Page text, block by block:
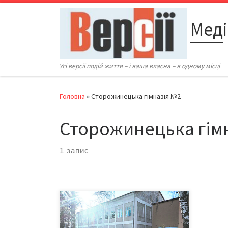
Перейти до вмісту
Усі версії подій життя – і ваша власна – в одному місці
Головна »Сторожинецька гімназія №2
Сторожинецька
1 запис
21 січня 2019 року відкрили
новозбудований корпус
Сторожинецької гімназії